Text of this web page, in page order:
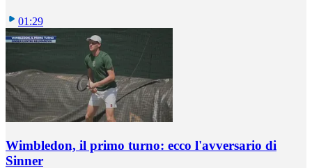
01:29
Wimbledon, il primo turno: ecco l'avversario di
Sinner